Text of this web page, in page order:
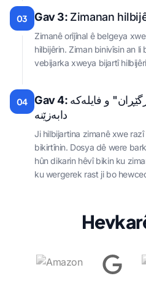
03 Gav 3: Zimanan
Zimanê orîjînal ê belgeya
hilbijêrin. Ziman binivîsin an
vebijarka xweya bijartî
04 Gav 4: و فایلەکە
دابەزێنە
Ji hilbijartina zimanê xwe
bikirtînin. Dosya dê were
hûn dikarin hêvî bikin ku
ku wergerek rast ji bo